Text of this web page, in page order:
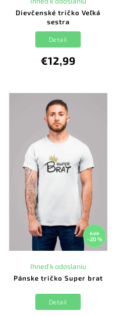
Dievčenské tričko Veľká
sestra
€12,99
Detail
€20
–20 %
Pánske tričko Super brat
Ihneď k odoslaniu
Detail